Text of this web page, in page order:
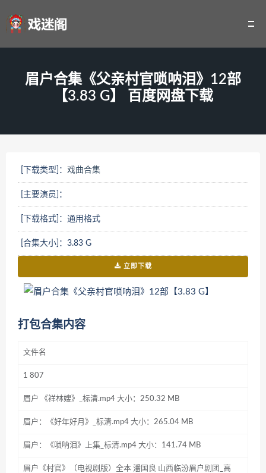
眉户合集《父亲村官唢呐泪》12部
【3.83 G】 百度网盘下载
[下载类型]： 戏曲合集
[主要演员]：
[下载格式]：通用格式
[合集大小]：3.83 G
立即下载
打包合集内容
文件名
1 807
眉户 《祥林嫂》_标清.mp4 大小：250.32 MB
眉户：《好年好月》_标清.mp4 大小：265.04 MB
眉户：《唢呐泪》上集_标清.mp4 大小：141.74 MB
眉户《村官》（电视剧版）全本 潘国良 山西临汾眉户剧团_高